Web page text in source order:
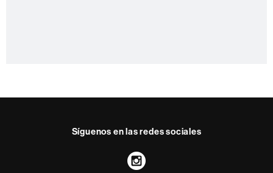
Síguenos en las redes sociales
Instagram